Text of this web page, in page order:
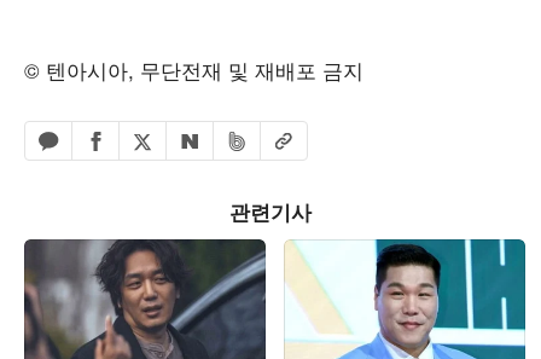
© 텐아시아, 무단전재 및 재배포 금지
카카오톡 공유하기
페이스북 공유하기
엑스 공유하기
네이버 공유하기
밴드 공유하기
URL복사
관련기사